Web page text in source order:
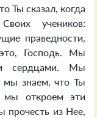
Ты сказал, когда
учеников:
праведности,
Господь. Мы
сердцами. Мы
знаем, что Ты
мы откроем эти
прочесть из Нее,